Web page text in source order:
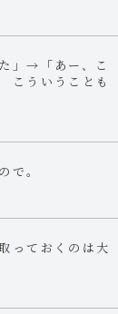
」→「あー、こ
こういうことも
で。
っておくのは大